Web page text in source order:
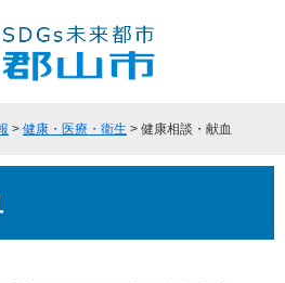
> 健康・医療・衛生 > 健康相談・献血